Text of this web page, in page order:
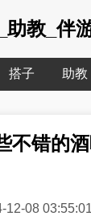
教_伴
搭子 助教
不错的
12-08 03:55:01